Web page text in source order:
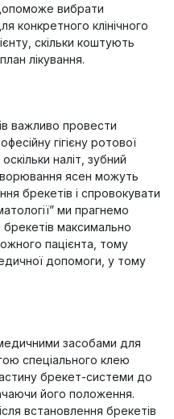
вибрати
конкретного клінічного
скільки коштують
лікування.
важливо провести
гігієну ротової
наліт, зубний
ясен можуть
брекетів і спровокувати
ми прагнемо
максимально
пацієнта, тому
допомоги, у тому
засобами для
спеціального клею
брекет-системи до
його положення.
встановлення брекетів